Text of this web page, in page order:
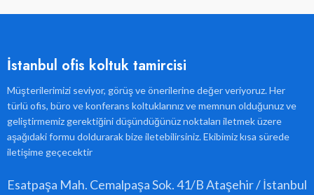
İstanbul ofis koltuk tamircisi
Müşterilerimizi seviyor, görüş ve önerilerine değer veriyoruz. Her
türlü ofis, büro ve konferans koltuklarınız ve memnun olduğunuz ve
geliştirmemiz gerektiğini düşündüğünüz noktaları iletmek üzere
aşağıdaki formu doldurarak bize iletebilirsiniz. Ekibimiz kısa sürede
iletişime geçecektir
Esatpaşa Mah. Cemalpaşa Sok. 41/B Ataşehir / İstanbul